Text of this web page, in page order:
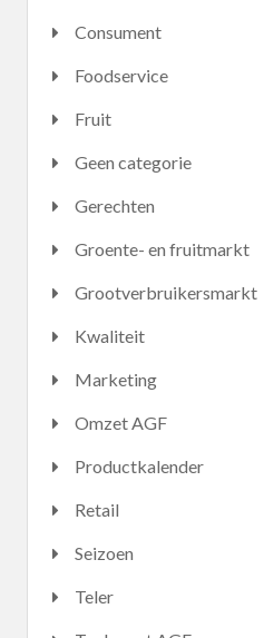
Consument
Foodservice
Fruit
Geen categorie
Gerechten
Groente- en fruitmarkt
Grootverbruikersmarkt
Kwaliteit
Marketing
Omzet AGF
Productkalender
Retail
Seizoen
Teler